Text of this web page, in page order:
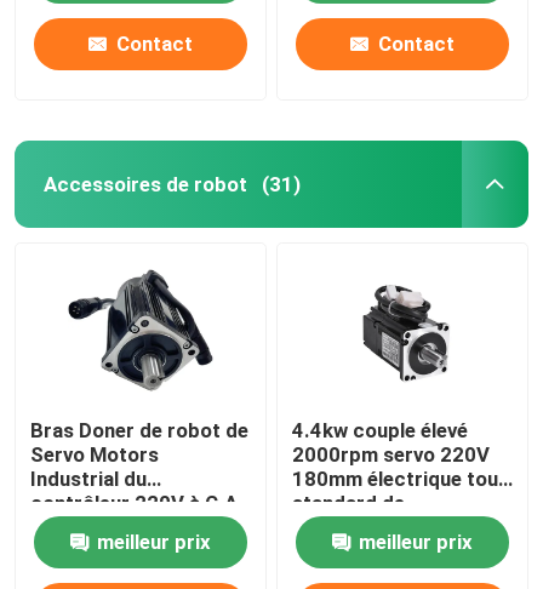
Contact Contact
Accessoires de robot (31)
Bras Doner de robot de
Servo Motors
Industrial du
contrôleur 220V à C.A.
1.27N.M
meilleur prix
4.4kw couple élevé
2000rpm servo 220V
180mm électrique tour
standard de
commande numérique
par ordinateur de RoHS
de la CE de 5 Polonais
meilleur prix